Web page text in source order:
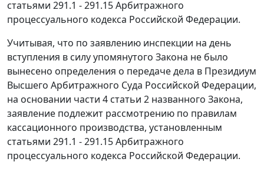
статьями 291.1 - 291.15Арбитражного
процессуального кодекса Российской Федерации.
Учитывая, что по заявлению инспекции на день
вступления в силу упомянутого Закона не было
вынесено определения о передаче дела в Президиум
Высшего Арбитражного Суда Российской Федерации,
на основании части 4 статьи 2 названного Закона,
заявление подлежит рассмотрению по правилам
кассационного производства, установленным
статьями 291.1 - 291.15Арбитражного
процессуального кодекса Российской Федерации.